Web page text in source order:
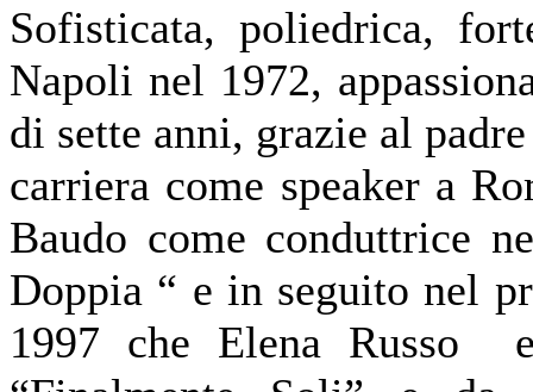
Sofisticata, poliedrica,
Napoli nel 1972,
di sette anni, grazie al
carriera come speaker a
Baudo come conduttrice
Doppia “ e in seguito nel
1997 che Elena Russo